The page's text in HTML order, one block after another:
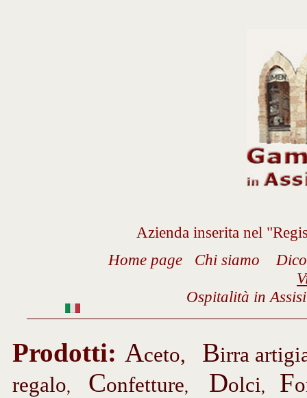
Azienda inserita nel
Home page Chi siamo D
Ospitalità in
Prodotti: Aceto, Birra
regalo, Confetture, Dolci, F